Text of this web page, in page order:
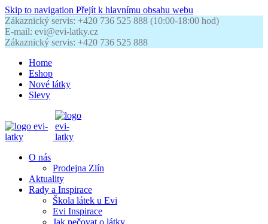
Skip to navigation Přejít k hlavnímu obsahu webu
Zákaznický servis: +420 736 525 888 (10:00-18:00 hod)
E-mail: evi@evi-latky.cz
Zákaznický servis: +420 736 525 888
Home
Eshop
Nové látky
Slevy
O nás
Prodejna Zlín
Aktuality
Rady a Inspirace
Škola látek u Evi
Evi Inspirace
Jak pečovat o látky